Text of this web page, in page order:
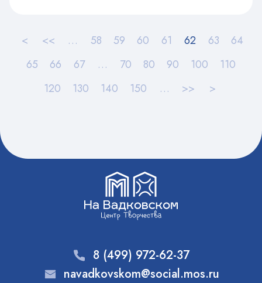
рисованию общей картины мира. По итогам все
дети получили сладкие призы,…
< << … 58 59 60 61 62 63
64
65
66 67 … 70 80 90 100
110
120
130 140 150 … >> >
8 (499) 972-62-37
navadkovskom@social.mos.ru